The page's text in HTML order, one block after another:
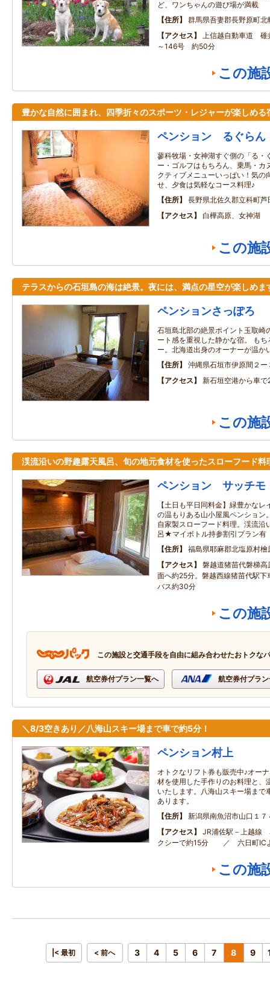
ど、ワンちゃんの遊び場が満載
住所
群馬県吾妻郡長野原町
アクセス
上信越自動車道 碓
～146号 約50分
この施
豊かな自然に囲まれ、四季折々のスポーツ・レジャーが楽しめる
ペンション るぐらん
蓼科牧場・女神湖すぐ側の「る・
ー・ゴルフはもちろん、乗馬・カ
クティブメニューいっぱい！気の
せ、夕食は気軽なコース料理♪
住所
長野県北佐久郡立科町
アクセス
白樺高原、女神湖
この施
テラスからの石垣島の海は絶景。夜には、満点の星空が楽しめ
ペンションさっぽろ
石垣島北部の絶景ポイント玉取崎
ート感を重視した静かな宿。 も
ー。北海道出身のオーナーが温か
住所
沖縄県石垣市伊原間２ー
アクセス
新石垣空港から車で
この施
渓流沿いの野趣露天風呂、旬の地元食材を使ったスローフード料
ペンション サッチモ
【土日も平日同料金】緑豊かな
の温もりある山小屋風ペンション
自家製スローフード料理。渓流沿
呂★マイボトル持参割引プラン有
住所
福島県耶麻郡北塩原村
アクセス
磐越道猪苗代磐梯
面へ約25分。磐越西線猪苗代駅下
バス約30分
この施
この施設と交通手段を自由に組み合わせたおトクな
航空券付プラン一覧へ 航空券付プラ
＼8/3空きあり／八海山スキー場まで車で約5分！
ペンション村上
オトクなリフト券も販売中♪オー
材を使用した手作りのお料理と、
いたします。八海山スキー場まで
あります。
住所
新潟県南魚沼市山口１７
アクセス
JR浦佐駅－上越線
クシーで約15分 ／ 六日町IC
この施
|< 最初 < 前へ 3 4 5 6 7 8 9